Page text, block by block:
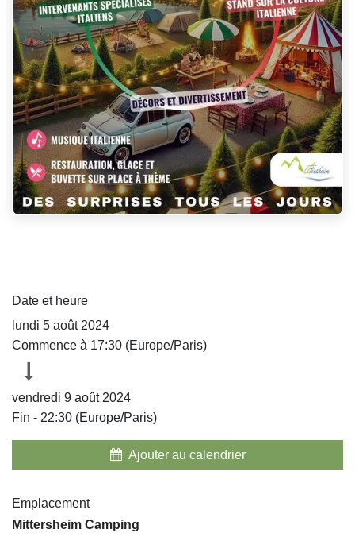
Date et heure
lundi 5 août 2024
Commence à 17:30 (Europe/Paris)
vendredi 9 août 2024
Fin - 22:30 (Europe/Paris)
Ajouter au calendrier
Emplacement
Mittersheim Camping